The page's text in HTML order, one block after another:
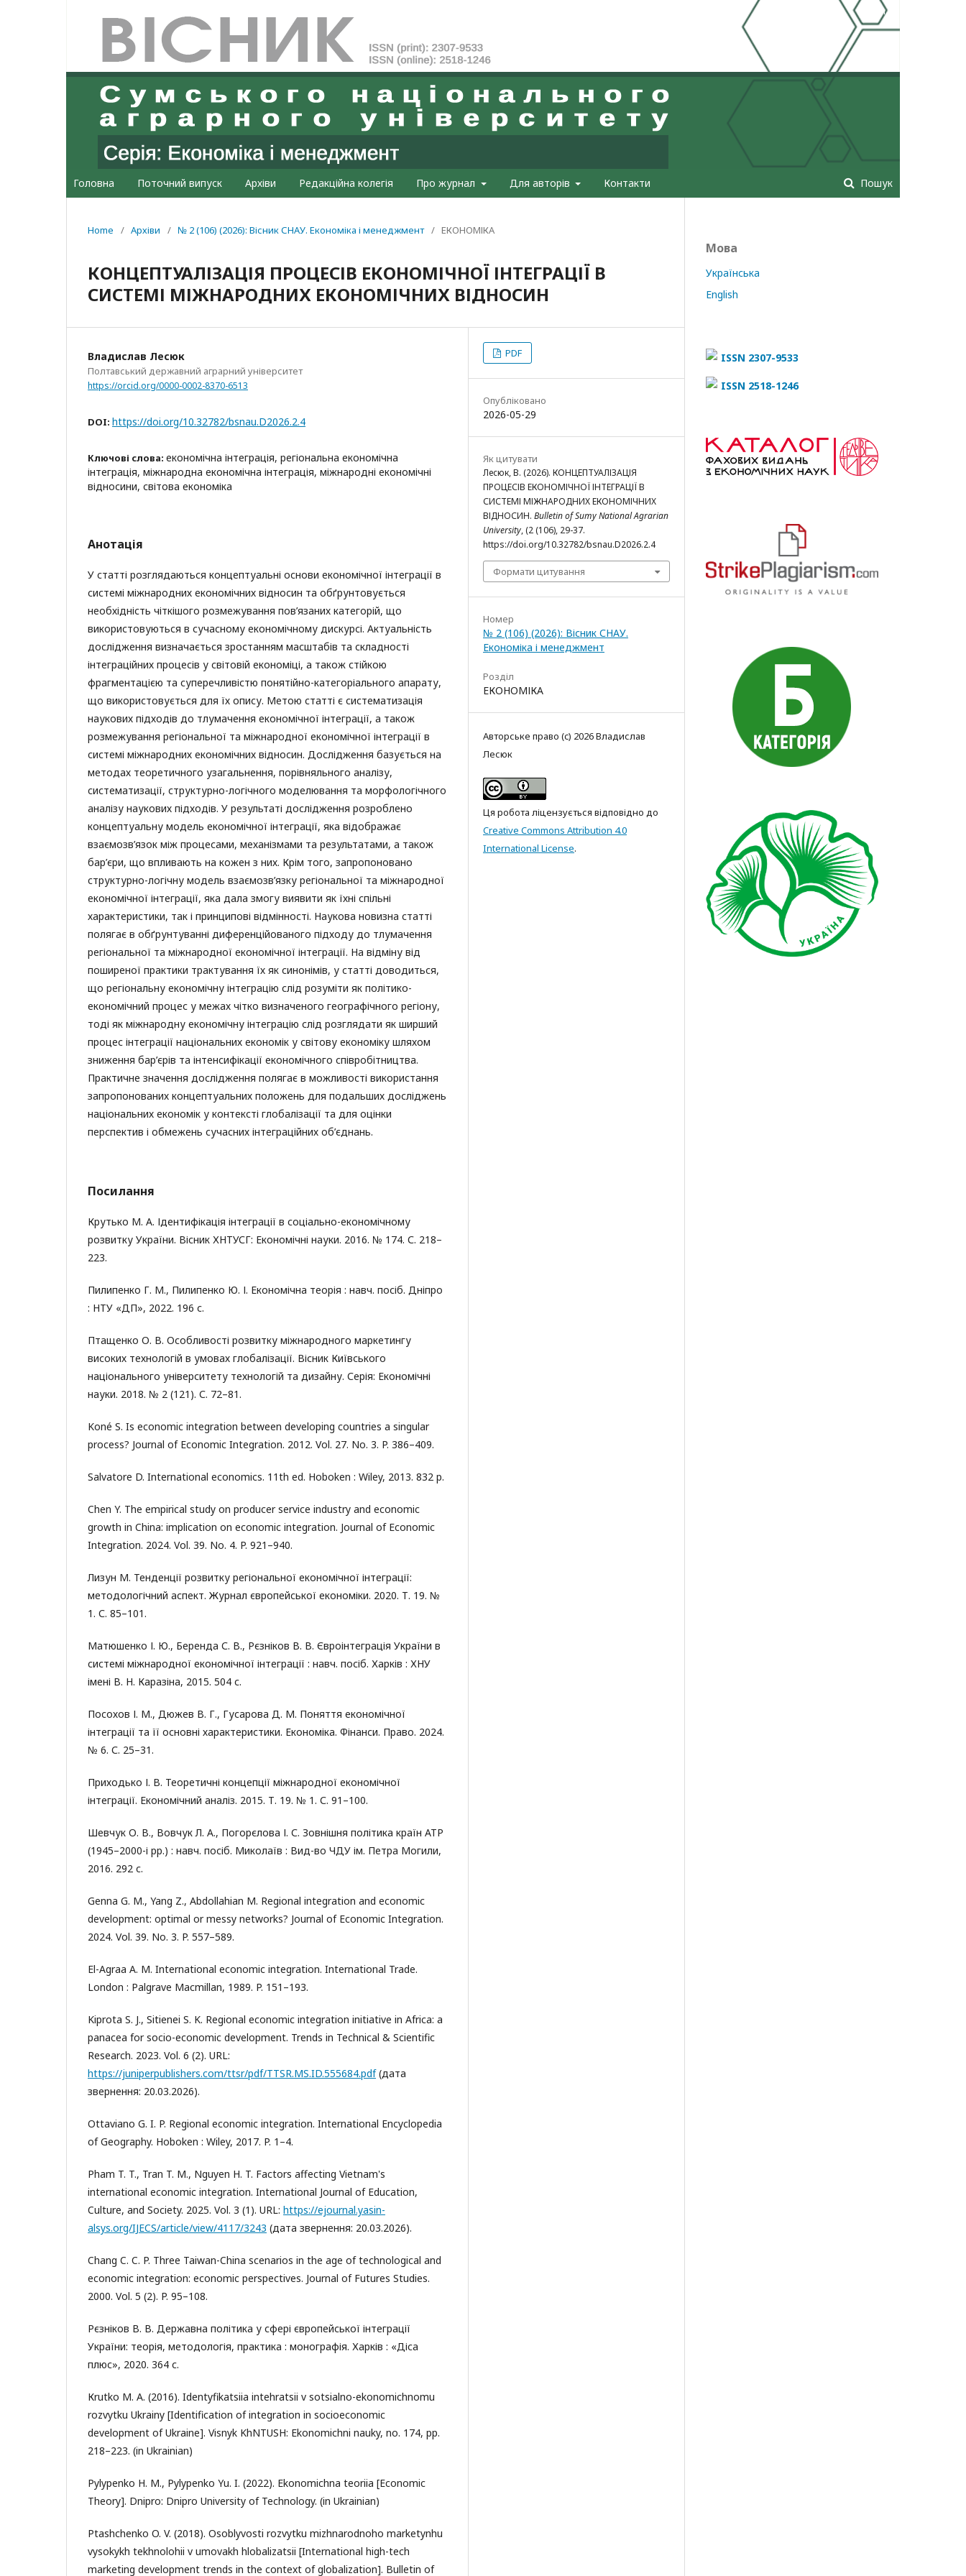
Головна Поточний випуск Архіви Редакційна колегія Про журнал Для авторів Контакти Пошук
Увійти
Home / Архіви / № 2 (106) (2026): Вісник СНАУ. Економіка і менеджмент / ЕКОНОМІКА
КОНЦЕПТУАЛІЗАЦІЯ ПРОЦЕСІВ ЕКОНОМІЧНОЇ ІНТЕГРАЦІЇ В
СИСТЕМІ МІЖНАРОДНИХ ЕКОНОМІЧНИХ ВІДНОСИН
Владислав Лесюк
Полтавський державний аграрний університет
https://orcid.org/0000-0002-8370-6513
DOI: https://doi.org/10.32782/bsnau.D2026.2.4
Ключові слова: економічна інтеграція, регіональна економічна
інтеграція, міжнародна економічна інтеграція, міжнародні економічні
відносини, світова економіка
Анотація
У статті розглядаються концептуальні основи економічної інтеграції в
системі міжнародних економічних відносин та обґрунтовується
необхідність чіткішого розмежування пов’язаних категорій, що
використовуються в сучасному економічному дискурсі. Актуальність
дослідження визначається зростанням масштабів та складності
інтеграційних процесів у світовій економіці, а також стійкою
фрагментацією та суперечливістю понятійно-категоріального апарату,
що використовується для їх опису. Метою статті є систематизація
наукових підходів до тлумачення економічної інтеграції, а також
розмежування регіональної та міжнародної економічної інтеграції в
системі міжнародних економічних відносин. Дослідження базується на
методах теоретичного узагальнення, порівняльного аналізу,
систематизації, структурно-логічного моделювання та морфологічного
аналізу наукових підходів. У результаті дослідження розроблено
концептуальну модель економічної інтеграції, яка відображає
взаємозв’язок між процесами, механізмами та результатами, а також
бар’єри, що впливають на кожен з них. Крім того, запропоновано
структурно-логічну модель взаємозв’язку регіональної та міжнародної
економічної інтеграції, яка дала змогу виявити як їхні спільні
характеристики, так і принципові відмінності. Наукова новизна статті
полягає в обґрунтуванні диференційованого підходу до тлумачення
регіональної та міжнародної економічної інтеграції. На відміну від
поширеної практики трактування їх як синонімів, у статті доводиться,
що регіональну економічну інтеграцію слід розуміти як політико-
економічний процес у межах чітко визначеного географічного регіону,
тоді як міжнародну економічну інтеграцію слід розглядати як ширший
процес інтеграції національних економік у світову економіку шляхом
зниження бар’єрів та інтенсифікації економічного співробітництва.
Практичне значення дослідження полягає в можливості використання
запропонованих концептуальних положень для подальших досліджень
національних економік у контексті глобалізації та для оцінки
перспектив і обмежень сучасних інтеграційних об’єднань.
Посилання
Крутько М. А. Ідентифікація інтеграції в соціально-економічному
розвитку України. Вісник ХНТУСГ: Економічні науки. 2016. № 174. С. 218–
223.
Пилипенко Г. М., Пилипенко Ю. І. Економічна теорія : навч. посіб. Дніпро
: НТУ «ДП», 2022. 196 с.
Птащенко О. В. Особливості розвитку міжнародного маркетингу
високих технологій в умовах глобалізації. Вісник Київського
національного університету технологій та дизайну. Серія: Економічні
науки. 2018. № 2 (121). С. 72–81.
Koné S. Is economic integration between developing countries a singular
process? Journal of Economic Integration. 2012. Vol. 27. No. 3. P. 386–409.
Salvatore D. International economics. 11th ed. Hoboken : Wiley, 2013. 832 p.
Chen Y. The empirical study on producer service industry and economic
growth in China: implication on economic integration. Journal of Economic
Integration. 2024. Vol. 39. No. 4. P. 921–940.
Лизун М. Тенденції розвитку регіональної економічної інтеграції:
методологічний аспект. Журнал європейської економіки. 2020. Т. 19. №
1. С. 85–101.
Матюшенко І. Ю., Беренда С. В., Рєзніков В. В. Євроінтеграція України в
системі міжнародної економічної інтеграції : навч. посіб. Харків : ХНУ
імені В. Н. Каразіна, 2015. 504 с.
Посохов І. М., Дюжев В. Г., Гусарова Д. М. Поняття економічної
інтеграції та її основні характеристики. Економіка. Фінанси. Право. 2024.
№ 6. С. 25–31.
Приходько І. В. Теоретичні концепції міжнародної економічної
інтеграції. Економічний аналіз. 2015. Т. 19. № 1. С. 91–100.
Шевчук О. В., Вовчук Л. А., Погорєлова І. С. Зовнішня політика країн АТР
(1945–2000-і рр.) : навч. посіб. Миколаїв : Вид-во ЧДУ ім. Петра Могили,
2016. 292 с.
Genna G. M., Yang Z., Abdollahian M. Regional integration and economic
development: optimal or messy networks? Journal of Economic Integration.
2024. Vol. 39. No. 3. P. 557–589.
El-Agraa A. M. International economic integration. International Trade.
London : Palgrave Macmillan, 1989. P. 151–193.
Kiprota S. J., Sitienei S. K. Regional economic integration initiative in Africa: a
panacea for socio-economic development. Trends in Technical & Scientific
Research. 2023. Vol. 6 (2). URL:
https://juniperpublishers.com/ttsr/pdf/TTSR.MS.ID.555684.pdf(дата
звернення: 20.03.2026).
Ottaviano G. I. P. Regional economic integration. International Encyclopedia
of Geography. Hoboken : Wiley, 2017. P. 1–4.
Pham T. T., Tran T. M., Nguyen H. T. Factors affecting Vietnam's
international economic integration. International Journal of Education,
Culture, and Society. 2025. Vol. 3 (1). URL: https://ejournal.yasin-
alsys.org/IJECS/article/view/4117/3243 (дата звернення: 20.03.2026).
Chang C. C. P. Three Taiwan-China scenarios in the age of technological and
economic integration: economic perspectives. Journal of Futures Studies.
2000. Vol. 5 (2). P. 95–108.
Рєзніков В. В. Державна політика у сфері європейської інтеграції
України: теорія, методологія, практика : монографія. Харків : «Діса
плюс», 2020. 364 с.
Кrutko M. A. (2016). Identyfikatsiia intehratsii v sotsialno-ekonomichnomu
rozvytku Ukrainy [Identification of integration in socioeconomic
development of Ukraine]. Visnyk KhNTUSH: Ekonomichni nauky, no. 174, pp.
218–223. (in Ukrainian)
Pylypenko H. M., Pylypenko Yu. I. (2022). Ekonomichna teoriia [Economic
Theory]. Dnipro: Dnipro University of Technology. (in Ukrainian)
Ptashchenko O. V. (2018). Osoblyvosti rozvytku mizhnarodnoho marketynhu
vysokykh tekhnolohii v umovakh hlobalizatsii [International high-tech
marketing development trends in the context of globalization]. Bulletin of
PDF
Опубліковано
2026-05-29
Як цитувати
Лесюк, В. (2026). КОНЦЕПТУАЛІЗАЦІЯ
ПРОЦЕСІВ ЕКОНОМІЧНОЇ ІНТЕГРАЦІЇ В
СИСТЕМІ МІЖНАРОДНИХ ЕКОНОМІЧНИХ
ВІДНОСИН. Bulletin of Sumy National Agrarian
University, (2 (106), 29-37.
https://doi.org/10.32782/bsnau.D2026.2.4
Формати цитування
Номер
№ 2 (106) (2026): Вісник СНАУ.
Економіка і менеджмент
Розділ
ЕКОНОМІКА
Авторське право (c) 2026 Владислав
Лесюк
Ця робота ліцензується відповідно до
Creative Commons Attribution 4.0
International License.
Мова
Українська
English
ISSN 2307-9533
ISSN 2518-1246